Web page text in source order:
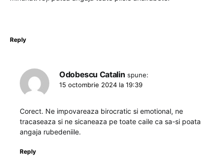
Reply
Odobescu Catalin spune:
15 octombrie 2024 la 19:39
Corect. Ne impovareaza birocratic si emotional, ne
tracaseaza si ne sicaneaza pe toate caile ca sa-si poata
angaja rubedeniile.
Reply